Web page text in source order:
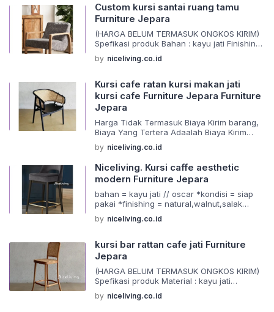
jne -barang akan dikirim melalui jasa
pengiriman ekpedisi truck yang sudah
terbiasa bekerja sama dengan kami -jika
mengalami kerusakan saat pengiriman
tokoh kami […]
Custom kursi santai ruang tamu
Furniture Jepara
(HARGA BELUM TERMASUK ONGKOS KIRIM)
Spefikasi produk Bahan : kayu jati Finishing
terbaru dengan model desain elegan dan
rumah anda Barang di buat menggunakan
material yang berkualitas dan juga
dikerjakan oleh tangan tangan ahli yang
sudah berpegalaman dalam pembuatan
mebel dan pewarnaan […]
by niceliving.co.id
Kursi cafe ratan kursi makan jati
kursi cafe Furniture Jepara Furniture
Jepara
Harga Tidak Termasuk Biaya Kirim barang,
Biaya Yang Tertera Adaalah Biaya Kirim
Untuk Biaya Kirim Invoice Menerima Custom
Desain Sesuai Dengan Keinginan Anda
Sistem pemesanan : Pre-Order (PO) Max. 2-
3 Minggu sampai di rumah kamu. Kadang
bisa lebih cepat Notes : Mohon Chat Admin
Terkait Biaya Kirim BarangDetail produk […]
by niceliving.co.id
Niceliving. Kursi caffe aesthetic
modern Furniture Jepara
bahan = kayu jati // oscar *kondisi = siap
pakai *finishing = natural,walnut,salak
digunakan 100% asli alami *kontruksi
sisesuaikan *packing menggunakan
foamseat dan kardus *garansi dalam
pengiriman *untuk pemesanan silakan
tanyakan dulu pada kami *ukuran pada
produk bisa langsung dm pada tokoh kami
*pengiriman […]
by niceliving.co.id
kursi bar rattan cafe jati Furniture
Jepara
(HARGA BELUM TERMASUK ONGKOS KIRIM)
Spefikasi produk Material : kayu jati
Furniture terbaru dengan model desain
by niceliving.co.id